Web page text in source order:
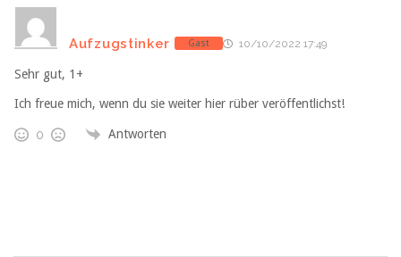
Aufzugstinker Gast 10/10/2022 17:49
Sehr gut, 1+
Ich freue mich, wenn du sie weiter hier rüber veröffentlichst!
0 Antworten